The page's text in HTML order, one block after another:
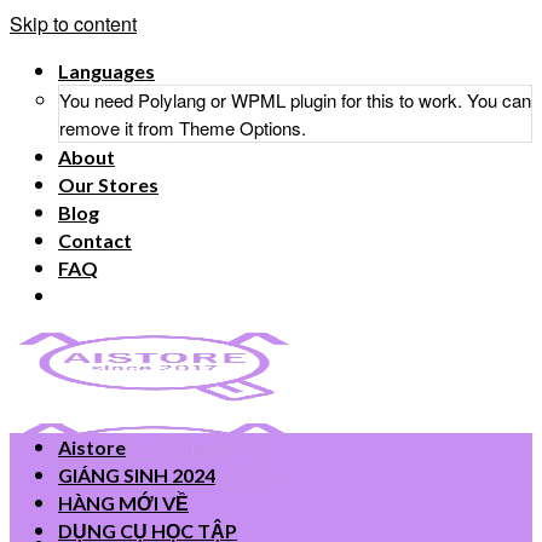
Skip to content
Languages
You need Polylang or WPML plugin for this to work. You can
remove it from Theme Options.
About
Our Stores
Blog
Contact
FAQ
Aistore
GIÁNG SINH 2024
HÀNG MỚI VỀ
DỤNG CỤ HỌC TẬP